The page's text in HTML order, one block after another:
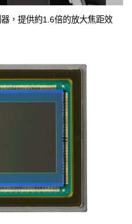
，提供約1.6倍的放大焦距效